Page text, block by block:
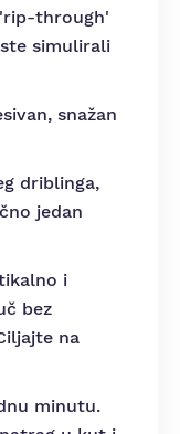
through'
simulirali
snažan
driblinga,
jedan
i
bez
na
minutu.